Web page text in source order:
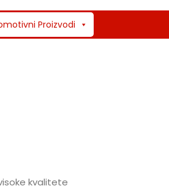
Proizvodi
kvalitete